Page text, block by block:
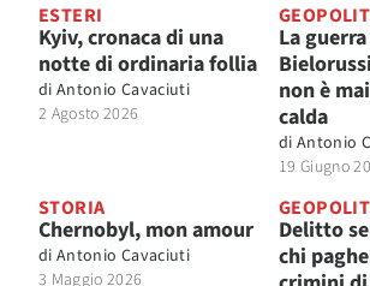
ESTERI
Kyiv, cronaca di una
notte di ordinaria follia
di Antonio Cavaciuti
2 Agosto 2026
La
non è
calda
di Antonio
19 Giugno
STORIA
Chernobyl, mon amour
di Antonio Cavaciuti
3 Maggio 2026
Delitto
chi